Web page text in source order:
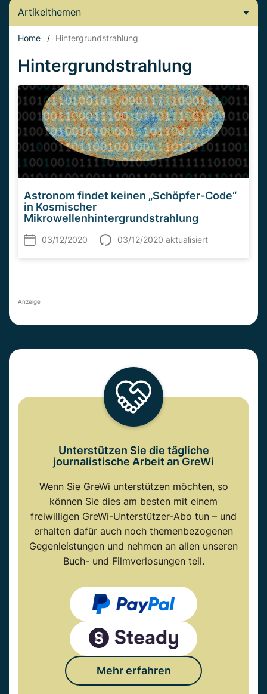
Artikelthemen
Home / Hintergrundstrahlung
Hintergrundstrahlung
Astronom findet keinen „Schöpfer-Code“
in Kosmischer
Mikrowellenhintergrundstrahlung
03/12/2020 03/12/2020 aktualisiert
Anzeige
Unterstützen Sie die tägliche
journalistische Arbeit an GreWi
Wenn Sie GreWi unterstützen möchten, so
können Sie dies am besten mit einem
freiwilligen GreWi-Unterstützer-Abo tun – und
erhalten dafür auch noch themenbezogenen
Gegenleistungen und nehmen an allen unseren
Buch- und Filmverlosungen teil.
Mehr erfahren